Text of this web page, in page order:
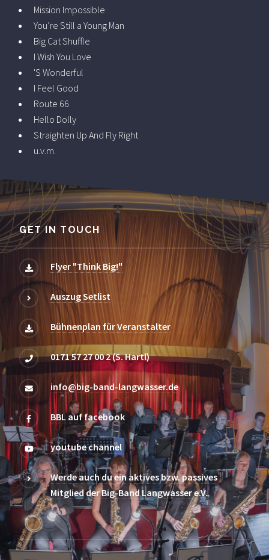
Mission Impossible
You’re Still a Young Man
Big Cat Shuffle
I Wish You Love
'S Wonderful
I Feel Good
Route 66
Hello Dolly
Straighten Up And Fly Right
u.v.m.
GET IN TOUCH
Flyer "Think Big!"
Auszug Setlist
Bühnenplan für Veranstalter
0171 57 27 00 2 (S. Hartl)
info@big-band-langwasser.de
BBL auf facebook
youtube channel
Werde auch du ein aktives bzw. passives
Mitglied der Big-Band Langwasser e.V.